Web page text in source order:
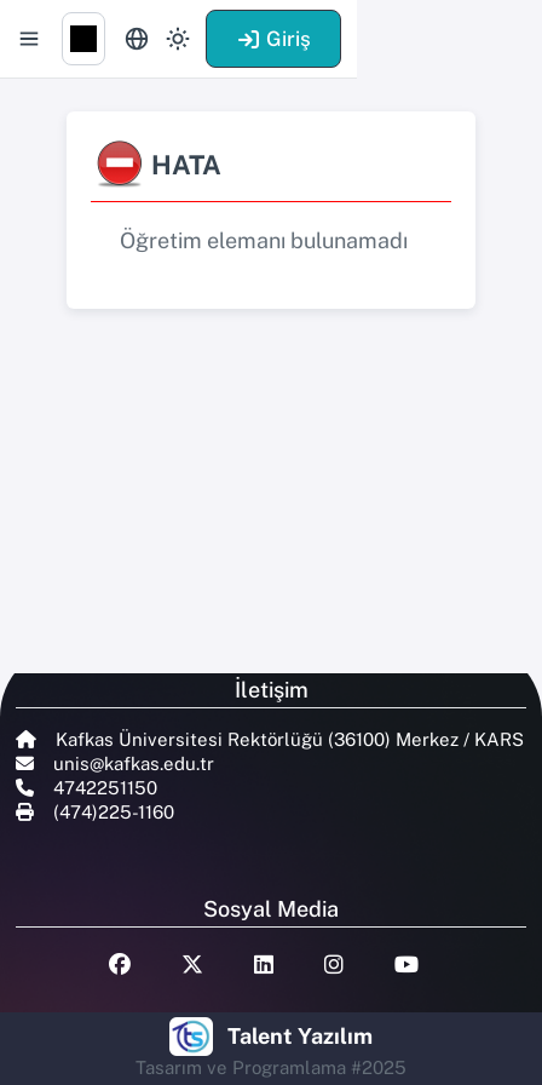
Giriş
HATA
Öğretim elemanı bulunamadı
İletişim
Kafkas Üniversitesi Rektörlüğü (36100) Merkez / KARS
unis@kafkas.edu.tr
4742251150
(474)225-1160
Sosyal Media
Talent Yazılım
Tasarım ve Programlama #2025